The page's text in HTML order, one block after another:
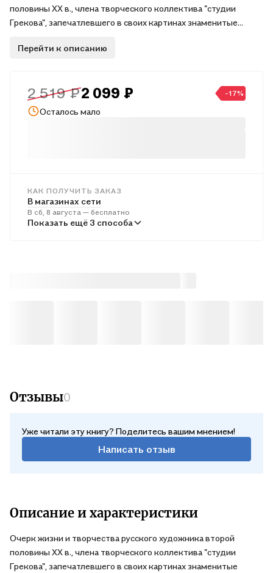
половины XX в., члена творческого коллектива "студии
Грекова", запечатлевшего в своих картинах знаменитые
мирную жизнь Советского Союза и стран Восточной Европы,
празднованию 50-летия Великой Победы.
Перейти к описанию
2 519 ₽2 099 ₽ -17%
Осталось мало
КАК ПОЛУЧИТЬ ЗАКАЗ
В магазинах сети
В сб, 8 августа — бесплатно
В пунктах выдачи
Показать ещё 3 способа
Отзывы0
Уже читали эту книгу? Поделитесь вашим мнением!
Написать отзыв
Описание и характеристики
Очерк жизни и творчества русского художника второй
половины XX в., члена творческого коллектива "студии
Грекова", запечатлевшего в своих картинах знаменитые